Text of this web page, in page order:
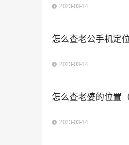
2023-03-14
怎么查老公手机定
2023-03-14
怎么查老婆的位置
2023-03-14